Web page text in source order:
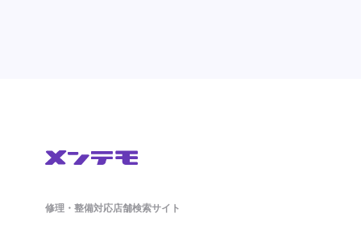
修理・整備対応店舗検索サイト